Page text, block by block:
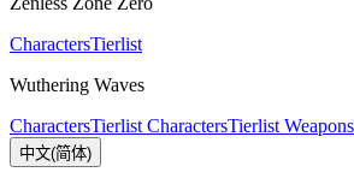
CharactersTierlist
Wuthering Waves
CharactersTierlist CharactersTierlist Weapons
中文(简体)